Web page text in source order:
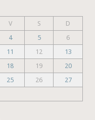
V S
D
4 5
6
11 12
13
18 19
20
25 26
27